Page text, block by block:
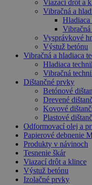
Viazací drôt a
Vibračná a
Hladiaca
Vibračná
Vysprávkové
Výstuž betónu
Vibračná a hladiaca
Hladiaca
Vibračná
Dištančné prvky
Betónové
Drevené
Kovové
Plastové
Odformovací olej a
Papierové debnenie
Produkty v návinoch
Tesnenie škár
Viazací drôt a klince
Výstuž betónu
Izolačné prvky